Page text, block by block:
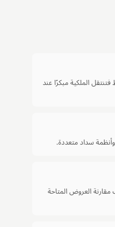
الملكية مبكرًا عند
سداد متعددة.
مقارنة العروض المتاحة